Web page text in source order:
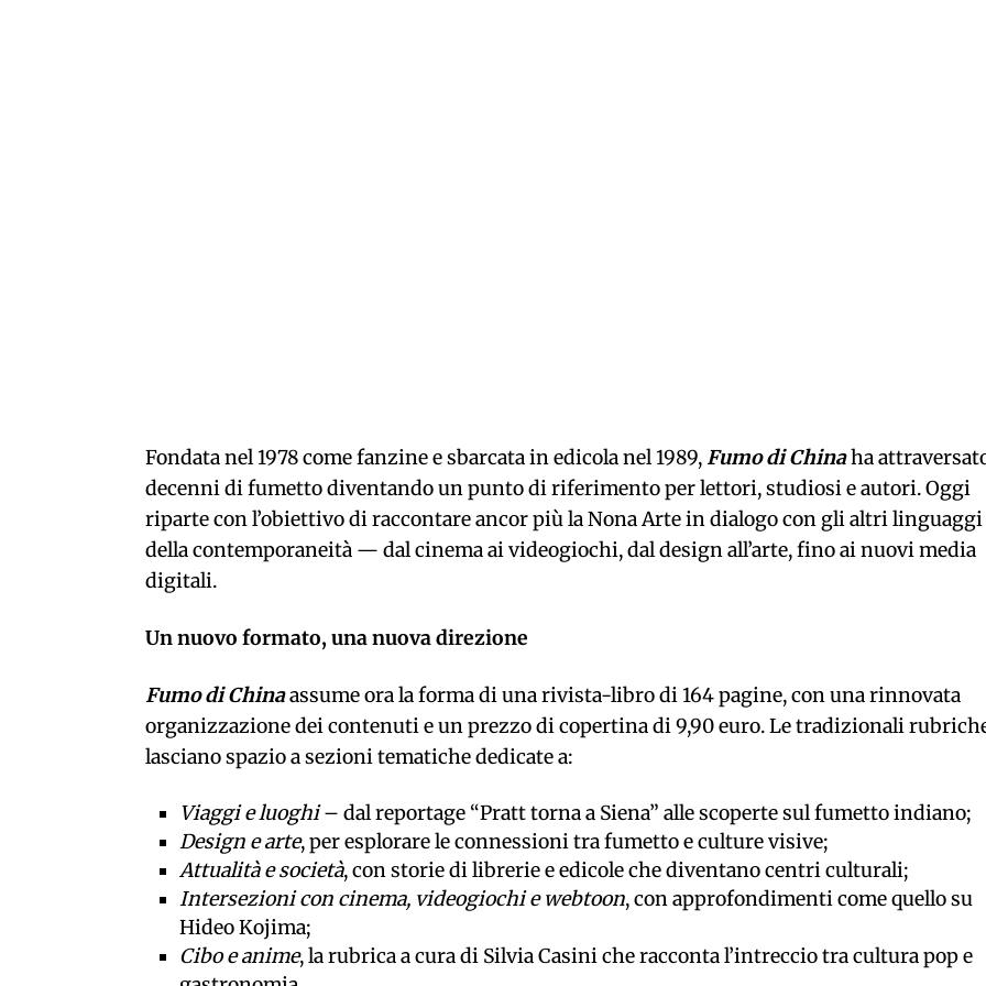
Fondata nel 1978 come fanzine e sbarcata in edicola nel 1989,Fumo di Chinaha
decenni di fumetto diventando un punto di riferimento per lettori, studiosi e autori. Oggi
riparte con l’obiettivo di raccontare ancor più la Nona Arte in dialogo con gli altri linguaggi
della contemporaneità — dal cinema ai videogiochi, dal design all’arte, fino ai nuovi media
digitali.
Un nuovo formato, una nuova direzione
Fumo di Chinaassume ora la forma di una rivista-libro di 164 pagine, con una rinnovata
organizzazione dei contenuti e un prezzo di copertina di 9,90 euro. Le tradizionali
lasciano spazio a sezioni tematiche dedicate a:
Viaggi e luoghi– dal reportage “Pratt torna a Siena” alle scoperte sul fumetto indiano;
Design e arte, per esplorare le connessioni tra fumetto e culture visive;
Attualità e società, con storie di librerie e edicole che diventano centri culturali;
Intersezioni con cinema, videogiochi e webtoon, con approfondimenti come quello su
Hideo Kojima;
Cibo e anime, la rubrica a cura di Silvia Casini che racconta l’intreccio tra cultura pop e